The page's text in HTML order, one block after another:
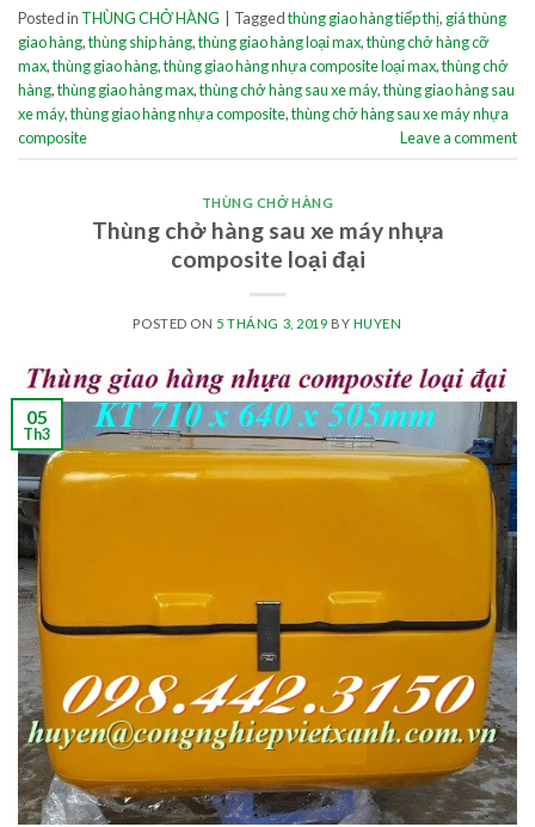
Posted in THÙNG CHỞ HÀNG Taggedthùng giao hàng tiếp thị, giá thùng
giao hàng,thùng ship hàng,thùng giao hàng loại max,thùng chở hàng cỡ
max,thùng giao hàng,thùng giao hàng nhựa composite loại max,thùng chở
hàng,thùng giao hàng max,thùng chở hàng sau xe máy,thùng giao hàng sau
xe máy,thùng giao hàng nhựa composite,thùng chở hàng sau xe máy nhựa
composite
Leave a comment
THÙNG CHỞ HÀNG
Thùng chở hàng sau xe máy nhựa
composite loại đại
POSTED ON 5 THÁNG 3, 2019 BY HUYEN
05
Th3